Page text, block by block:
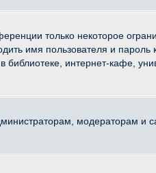
только некоторое
имя пользователя и пароль
интернет-кафе,
модераторам и